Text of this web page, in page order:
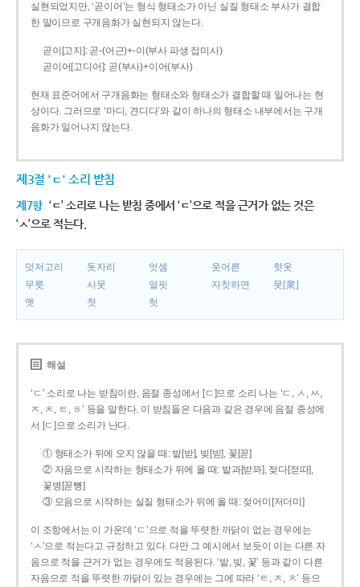
실현되었지만, ‘곧이어’는 형식 형태소가 아닌 실질 형태소 부사가 결합
한 말이므로 구개음화가 실현되지 않는다.
곧이[고지]: 곧-­(어근)+­-이(부사 파생 접미사)
곧이어[고디어]: 곧(부사)+이어(부사)
현재 표준어에서 구개음화는 형태소와 형태소가 결합할 때 일어나는 현
상이다. 그러므로 ‘마디, 견디다’와 같이 하나의 형태소 내부에서는 구개
음화가 일어나지 않는다.
제3절 'ㄷ' 소리 받침
제7항 ‘ㄷ’ 소리로 나는 받침 중에서 ‘ㄷ’으로 적을 근거가 없는 것은
‘ㅅ’으로 적는다.
덧저고리 돗자리 엇셈 웃어른
핫옷
무릇
사뭇 얼핏 자칫하면
뭇[衆]
옛
첫 헛
해설
‘ㄷ’ 소리로 나는 받침이란, 음절 종성에서 [ㄷ]으로 소리 나는 ‘ㄷ, ㅅ, ㅆ,
ㅈ, ㅊ, ㅌ, ㅎ’ 등을 말한다. 이 받침들은 다음과 같은 경우에 음절 종성에
서 [ㄷ]으로 소리가 난다.
① 형태소가 뒤에 오지 않을 때: 밭[받], 빚[빋], 꽃[꼳]
② 자음으로 시작하는 형태소가 뒤에 올 때: 밭과[받꽈], 젖다[젇따],
꽃병[꼳뼝]
③ 모음으로 시작하는 실질 형태소가 뒤에 올 때: 젖어미[저더미]
이 조항에서는 이 가운데 ‘ㄷ’으로 적을 뚜렷한 까닭이 없는 경우에는
‘ㅅ’으로 적는다고 규정하고 있다. 다만 그 예시에서 보듯이 이는 다른 자
음으로 적을 근거가 없는 경우에도 적용된다. ‘밭, 빚, 꽃’ 등과 같이 다른
자음으로 적을 뚜렷한 까닭이 있는 경우에는 그에 따라 ‘ㅌ, ㅈ, ㅊ’ 등으